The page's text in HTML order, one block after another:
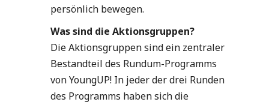
persönlich bewegen.
Was sind die Aktionsgruppen?
Die Aktionsgruppen sind ein zentraler
Bestandteil des Rundum-Programms
von YoungUP! In jeder der drei Runden
des Programms haben sich die